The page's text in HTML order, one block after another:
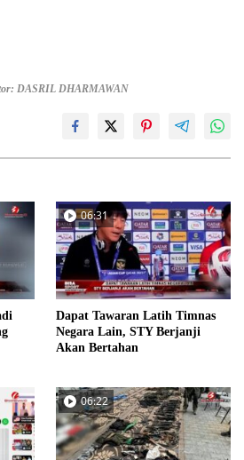
DASRIL DHARMAWAN
06:31
Dapat Tawaran Latih Timnas
Negara Lain, STY Berjanji
Akan Bertahan
06:22